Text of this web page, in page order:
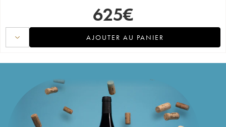
625€
AJOUTER AU PANIER